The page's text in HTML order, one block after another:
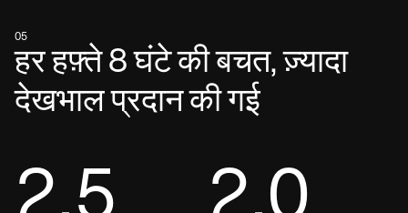
05
हर हफ़्ते 8 घंटे की बचत, ज़्यादा
देखभाल प्रदान की गई